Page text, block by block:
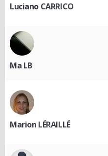
Luciano CARRICO
Ma LB
Marion LÉRAILLÉ